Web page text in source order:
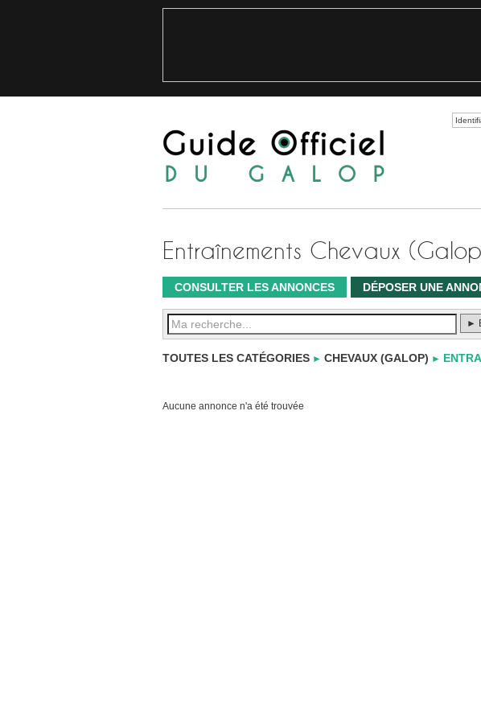
Entraînements Chevaux
CONSULTER LES ANNONCES DÉPOSER UNE
TOUTES LES CATÉGORIES ► CHEVAUX (GALOP) ►
Aucune annonce n'a été trouvée